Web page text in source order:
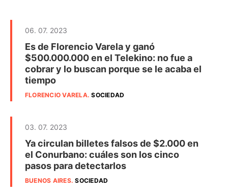
06. 07. 2023
Es de Florencio Varela y ganó
$500.000.000 en el Telekino: no fue a
cobrar y lo buscan porque se le acaba el
tiempo
FLORENCIO VARELA.SOCIEDAD
03. 07. 2023
Ya circulan billetes falsos de $2.000 en
el Conurbano: cuáles son los cinco
pasos para detectarlos
BUENOS AIRES.SOCIEDAD